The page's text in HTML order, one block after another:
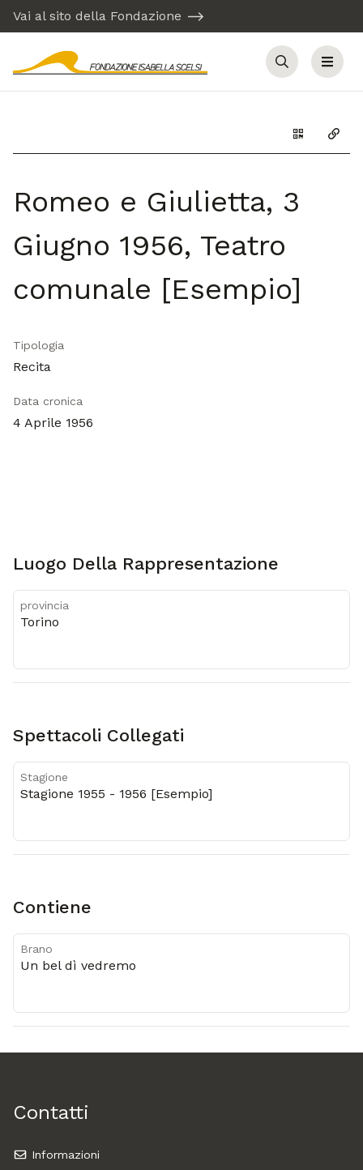
Vai al sito della Fondazione
Cerca Menu
Genera il
Romeo e Giulietta, 3
Giugno 1956, Teatro
comunale [Esempio]
Tipologia
Recita
Data cronica
4 Aprile 1956
Luogo Della Rappresentazione
provincia
Torino
Spettacoli Collegati
Stagione
Stagione 1955 - 1956 [Esempio]
Contiene
Brano
Un bel dì vedremo
Contatti
Informazioni